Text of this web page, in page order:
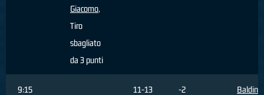
Giacomo,
Tiro
sbagliato
da 3 punti
9:15 11-13 -2
Baldini